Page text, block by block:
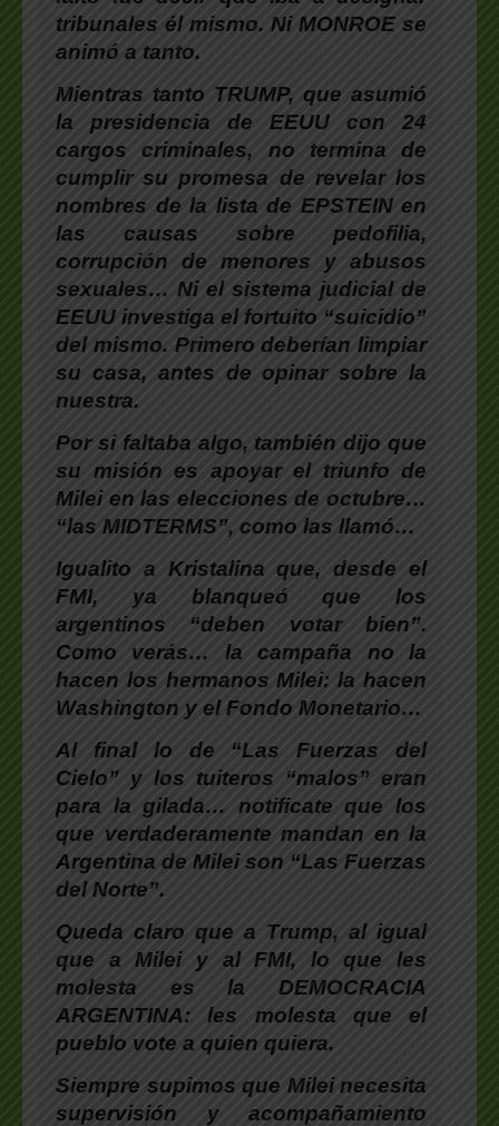
tribunales él mismo. Ni MONROE se
animó a tanto.
Mientras tanto TRUMP, que asumió
la presidencia de EEUU con 24
cargos criminales, no termina de
cumplir su promesa de revelar los
nombres de la lista de EPSTEIN en
las causas sobre pedofilia,
corrupción de menores y abusos
sexuales… Ni el sistema judicial de
EEUU investiga el fortuito “suicidio”
del mismo. Primero deberían limpiar
su casa, antes de opinar sobre la
nuestra.
Por si faltaba algo, también dijo que
su misión es apoyar el triunfo de
Milei en las elecciones de octubre…
“las MIDTERMS”, como las llamó…
Igualito a Kristalina que, desde el
FMI, ya blanqueó que los
argentinos “deben votar bien”.
Como verás… la campaña no la
hacen los hermanos Milei: la hacen
Washington y el Fondo Monetario…
Al final lo de “Las Fuerzas del
Cielo” y los tuiteros “malos” eran
para la gilada… notificate que los
que verdaderamente mandan en la
Argentina de Milei son “Las Fuerzas
del Norte”.
Queda claro que a Trump, al igual
que a Milei y al FMI, lo que les
molesta es la DEMOCRACIA
ARGENTINA: les molesta que el
pueblo vote a quien quiera.
Siempre supimos que Milei necesita
supervisión y acompañamiento